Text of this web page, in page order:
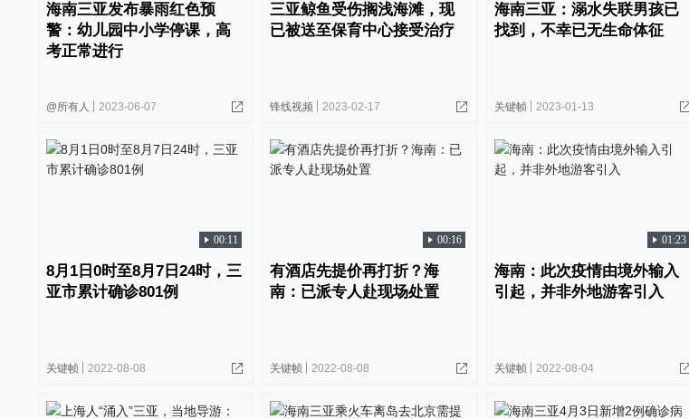
海南三亚发布暴雨红色预
警：幼儿园中小学停课，高
考正常进行
@所有人 2023-06-07
三亚鲸鱼受伤搁浅海滩，现
已被送至保育中心接受治疗
锋线视频 2023-02-17
海南三亚：溺水失联男孩已
找到，不幸已无生命体征
关键帧 2023-01-13
00:11
8月1日0时至8月7日24时，三
亚市累计确诊801例
关键帧 2022-08-08
00:16
有酒店先提价再打折？海
南：已派专人赴现场处置
关键帧 2022-08-08
01:23
海南：此次疫情由境外输入
引起，并非外地游客引入
关键帧 2022-08-04